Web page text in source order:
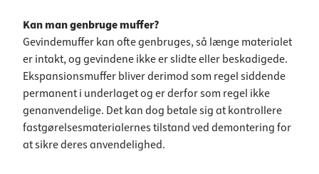
Kan man genbruge muffer?
Gevindemuffer kan ofte genbruges, så længe materialet
er intakt, og gevindene ikke er slidte eller beskadigede.
Ekspansionsmuffer bliver derimod som regel siddende
permanent i underlaget og er derfor som regel ikke
genanvendelige. Det kan dog betale sig at kontrollere
fastgørelsesmaterialernes tilstand ved demontering for
at sikre deres anvendelighed.